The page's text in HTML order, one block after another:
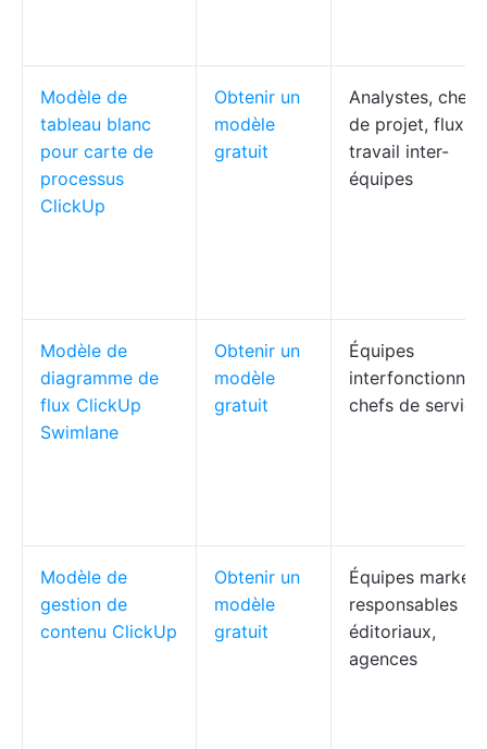
Modèle de
tableau blanc
pour carte de
processus
ClickUp
Obtenir un
modèle
gratuit
Analystes, chefs
de projet, flux
travail inter-
équipes
Modèle de
diagramme de
flux ClickUp
Swimlane
Obtenir un
modèle
gratuit
Équipes
chefs de service
Modèle de
gestion de
contenu ClickUp
Obtenir un
modèle
gratuit
Équipes
responsables
éditoriaux,
agences